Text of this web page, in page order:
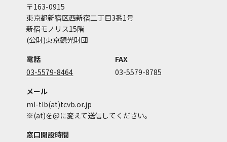
〒163-0915
東京都新宿区西新宿二丁目3番1号
新宿モノリス15階
(公財)東京観光財団
電話
03-5579-8464
FAX
03-5579-8785
メール
ml-tlb(at)tcvb.or.jp
※(at)を@に変えて送信してください。
窓口開設時間